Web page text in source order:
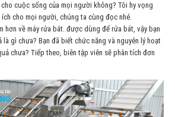
cuộc sống của mọi người không? Tôi hy vọng
cho mọi người, chúng ta cùng đọc nhé.
hơn về máy rửa bát. được dùng để rửa bát, vậy bạn
gì chưa? Bạn đã biết chức năng và nguyên lý hoạt
chưa? Tiếp theo, biên tập viên sẽ phân tích đơn